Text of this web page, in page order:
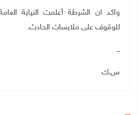
واكد ان الشرطة أعلمت النيابة
للوقوف على ملابسات الحادث.
ـــ
س.ك